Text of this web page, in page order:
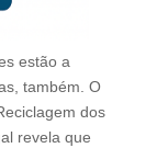
estão a
também. O
dos
revela que